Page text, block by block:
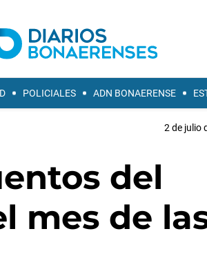
POLICIALES ADN BONAERENSE
2 de julio
del
mes de